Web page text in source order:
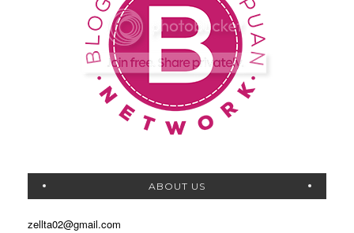
ABOUT US
zellta02@gmail.com